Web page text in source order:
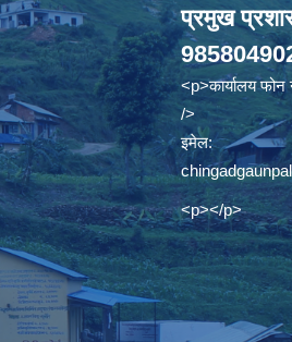
प्रमुख
<p>कार्यालय
/>
इमेल:
<p></p>